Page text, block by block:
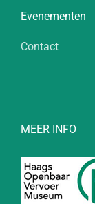
Evenementen
Contact
MEER INFO